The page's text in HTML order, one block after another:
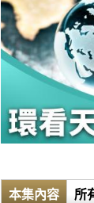
本集內容 所